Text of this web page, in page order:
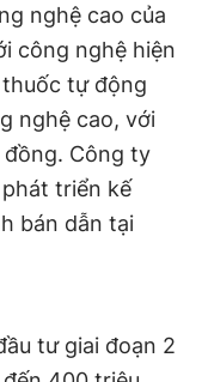
nghệ cao của
công nghệ hiện
tự động
nghệ cao, với
Công ty
phát triển kế
bán dẫn tại
tư giai đoạn 2